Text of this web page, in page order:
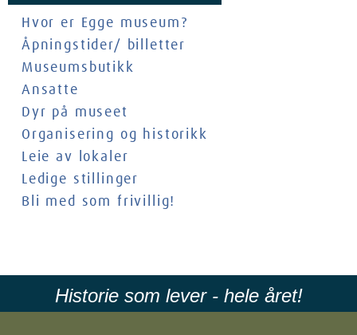
Hvor er Egge museum?
Åpningstider/ billetter
Museumsbutikk
Ansatte
Dyr på museet
Organisering og historikk
Leie av lokaler
Ledige stillinger
Bli med som frivillig!
Historie som lever - hele året!